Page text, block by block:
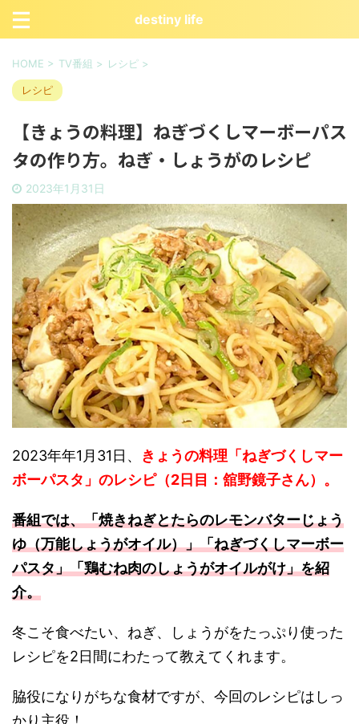
destiny life
HOME > TV番組 > レシピ >
レシピ
【きょうの料理】ねぎづくしマーボーパス
タの作り方。ねぎ・しょうがのレシピ
2023年1月31日
2023年年1月31日、 きょうの料理「ねぎづくしマー
ボーパスタ」のレシピ（2日目：舘野鏡子さん）。
番組では、「焼きねぎとたらのレモンバターじょう
ゆ（万能しょうがオイル）」「ねぎづくしマーボー
パスタ」「鶏むね肉のしょうがオイルがけ」を紹
介。
冬こそ食べたい、ねぎ、しょうがをたっぷり使った
レシピを2日間にわたって教えてくれます。
脇役になりがちな食材ですが、今回のレシピはしっ
かり主役！